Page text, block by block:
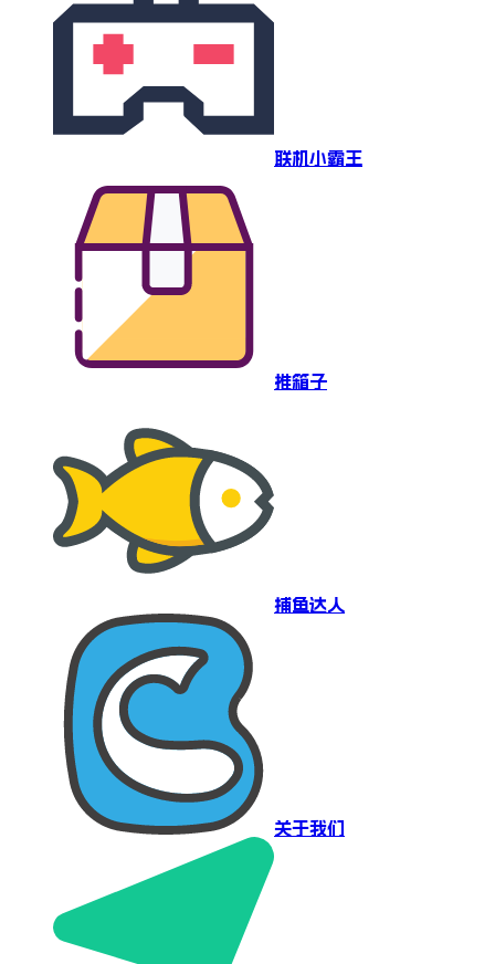
联机小霸王
推箱子
捕鱼达人
关于我们